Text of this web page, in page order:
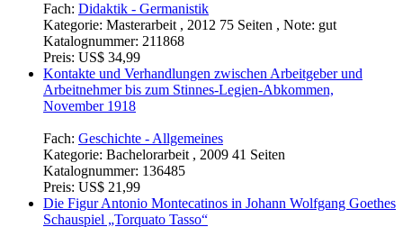
Fach: Didaktik - Germanistik
Kategorie: Masterarbeit , 2012 75 Seiten , Note: gut
Katalognummer: 211868
Preis: US$ 34,99
Kontakte und Verhandlungen zwischen Arbeitgeber und
Arbeitnehmer bis zum Stinnes-Legien-Abkommen,
November 1918
Fach: Geschichte - Allgemeines
Kategorie: Bachelorarbeit , 2009 41 Seiten
Katalognummer: 136485
Preis: US$ 21,99
Die Figur Antonio Montecatinos in Johann Wolfgang Goethes
Schauspiel „Torquato Tasso“